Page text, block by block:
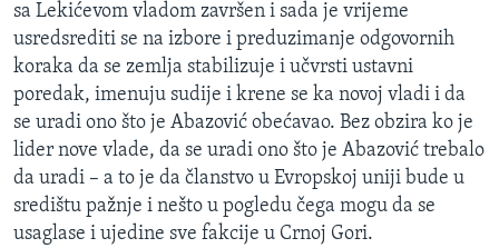
sa Lekićevom vladom završen i sada je vrijeme
usredsrediti se na izbore i preduzimanje odgovornih
koraka da se zemlja stabilizuje i učvrsti ustavni
poredak, imenuju sudije i krene se ka novoj vladi i da
se uradi ono što je Abazović obećavao. Bez obzira ko je
lider nove vlade, da se uradi ono što je Abazović trebalo
da uradi – a to je da članstvo u Evropskoj uniji bude u
središtu pažnje i nešto u pogledu čega mogu da se
usaglase i ujedine sve fakcije u Crnoj Gori.